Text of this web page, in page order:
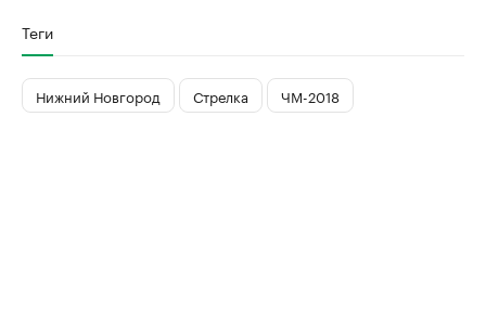
Теги
Нижний Новгород Стрелка ЧМ-2018